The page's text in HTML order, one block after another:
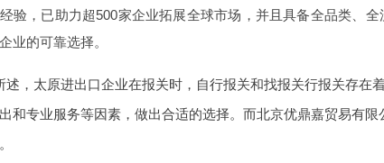
验，已助力超500家企业拓展全球市场，并且具备全品类、
业的可靠选择。
述，太原进出口企业在报关时，自行报关和找报关行报关存在
和专业服务等因素，做出合适的选择。而北京优鼎嘉贸易有